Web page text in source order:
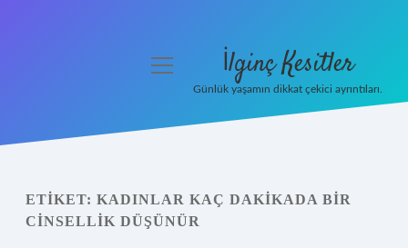
Yasal Uyarı
menüyü
İlginç Kesitler
Günlük yaşamın dikkat çekici ayrıntıları.
ETIKET: KADINLAR KAÇ DAKIKADA BIR
CINSELLIK DÜŞÜNÜR